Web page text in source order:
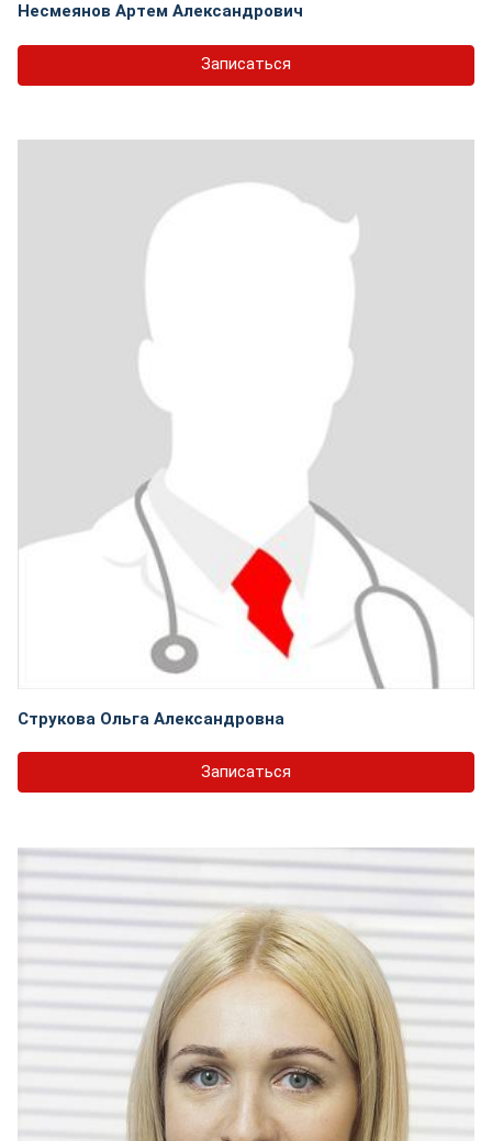
Несмеянов Артем Александрович
Записаться
Струкова Ольга Александровна
Записаться